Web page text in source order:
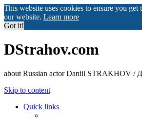
This website uses cookies to ensure you get
our website. Learn more
Got it!
DStrahov.com
about Russian actor Daniil STRAKHOV
Skip to content
Quick links